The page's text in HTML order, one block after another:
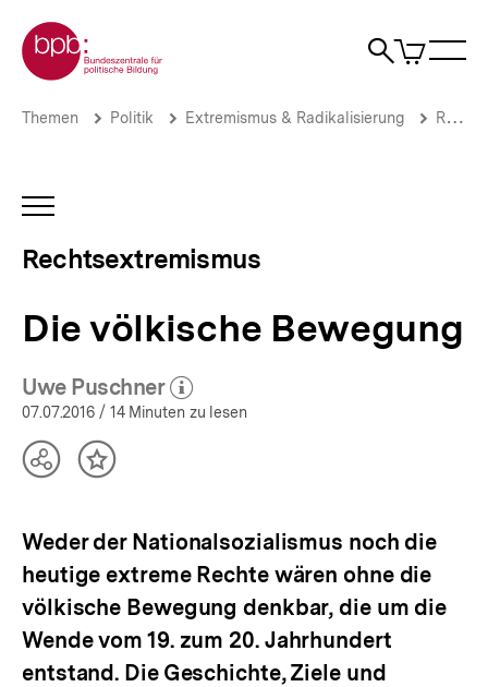
zum
Seiteninhalt
springen
Zur Startseite der bpb
Suche
Artikel
im
Die
Rechtsextremismus
Brotkrümelnavigation
Pfadnavigation
Themen Politik Extremismus & Radikalisierung Rechtsextremismus
INHALTSNAVIGATION
Rechtsextremismus
Die völkische Bewegung
Uwe Puschner
(Mehr zum Autor)
öffnen
07.07.2016 / 14 Minuten zu lesen
TeilenInhalt
Weder der Nationalsozialismus noch die
heutige extreme Rechte wären ohne die
völkische Bewegung denkbar, die um die
Wende vom 19. zum 20. Jahrhundert
entstand. Die Geschichte, Ziele und